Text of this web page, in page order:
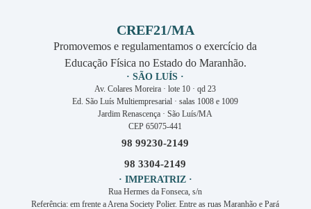
CREF21/MA
Promovemos e regulamentamos o exercício da
Educação Física no Estado do Maranhão.
· SÃO LUÍS ·
Av. Colares Moreira · lote 10 · qd 23
Ed. São Luís Multiempresarial · salas 1008 e 1009
Jardim Renascença · São Luís/MA
CEP 65075-441
98 99230-2149
98 3304-2149
· IMPERATRIZ ·
Rua Hermes da Fonseca, s/n
Referência: em frente a Arena Society Polier. Entre as ruas Maranhão e Pará